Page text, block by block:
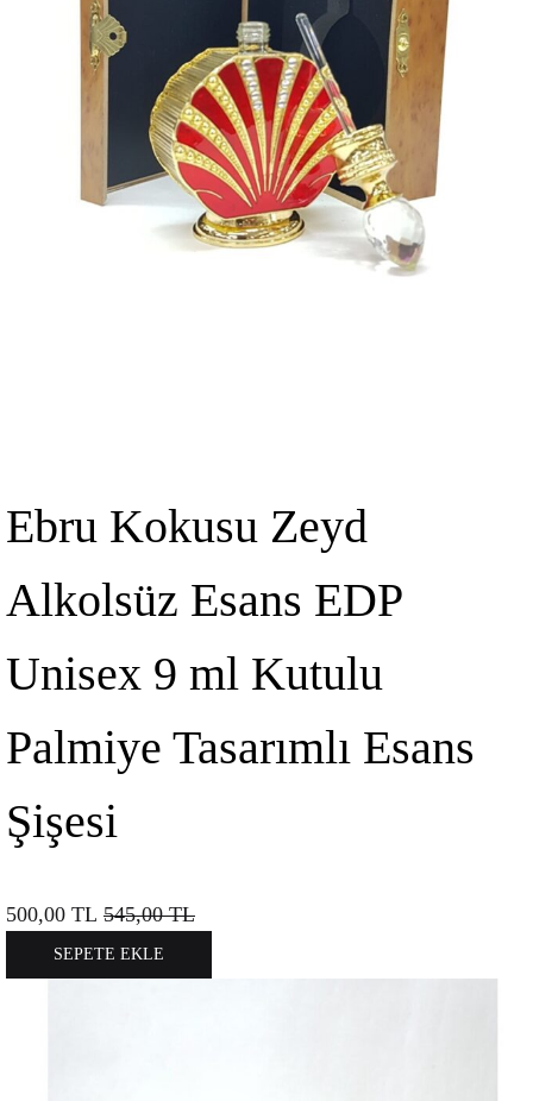
Ebru Kokusu Zeyd
Alkolsüz Esans EDP
Unisex 9 ml Kutulu
Palmiye Tasarımlı Esans
Şişesi
500,00 TL 545,00TL
SEPETE EKLE